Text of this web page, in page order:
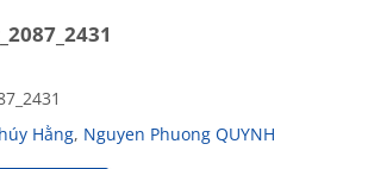
Hằng, Nguyen Phuong QUYNH